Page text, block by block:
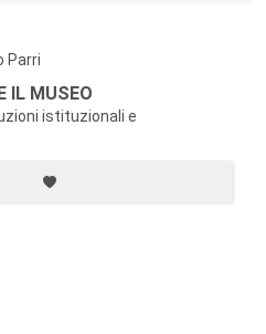
Parri
IL MUSEO
istituzionali e